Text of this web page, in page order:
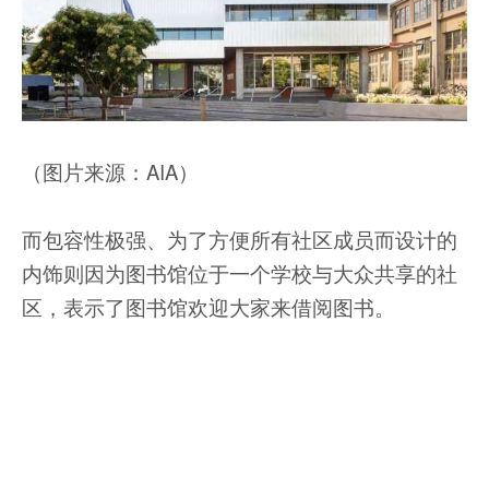
（图片来源：AIA）
而包容性极强、为了方便所有社区成员而设计的
内饰则因为图书馆位于一个学校与大众共享的社
区，表示了图书馆欢迎大家来借阅图书。